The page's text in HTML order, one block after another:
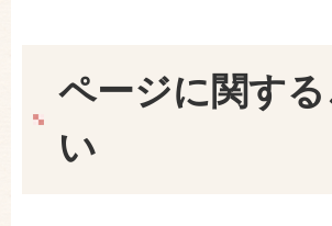
ページに関す
い